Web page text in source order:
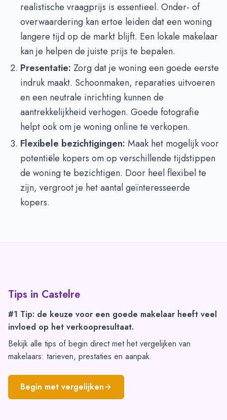
realistische vraagprijs is essentieel. Onder- of
overwaardering kan ertoe leiden dat een woning
langere tijd op de markt blijft. Een lokale makelaar
kan je helpen de juiste prijs te bepalen.
Presentatie: Zorg dat je woning een goede eerste
indruk maakt. Schoonmaken, reparaties uitvoeren
en een neutrale inrichting kunnen de
aantrekkelijkheid verhogen. Goede fotografie
helpt ook om je woning online te verkopen.
Flexibele bezichtigingen: Maak het mogelijk voor
potentiële kopers om op verschillende tijdstippen
de woning te bezichtigen. Door heel flexibel te
zijn, vergroot je het aantal geïnteresseerde
kopers.
Tips in Castelre
#1 Tip: de keuze voor een goede makelaar heeft veel
invloed op het verkoopresultaat.
Bekijk alle tips of begin direct met het vergelijken van
makelaars: tarieven, prestaties en aanpak.
Begin met vergelijken